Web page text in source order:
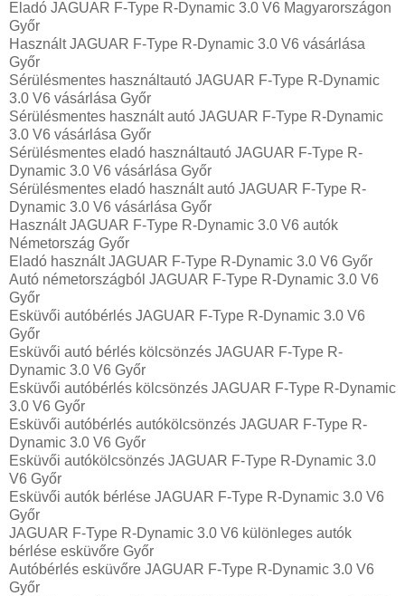
Eladó JAGUAR F-Type R-Dynamic 3.0 V6 Magyarországon‎
Győr
Használt JAGUAR F-Type R-Dynamic 3.0 V6 vásárlása
Győr
Sérülésmentes használtautó JAGUAR F-Type R-Dynamic
3.0 V6 vásárlása Győr
Sérülésmentes használt autó JAGUAR F-Type R-Dynamic
3.0 V6 vásárlása Győr
Sérülésmentes eladó használtautó JAGUAR F-Type R-
Dynamic 3.0 V6 vásárlása Győr
Sérülésmentes eladó használt autó JAGUAR F-Type R-
Dynamic 3.0 V6 vásárlása Győr
Használt JAGUAR F-Type R-Dynamic 3.0 V6 autók
Németország Győr
Eladó használt JAGUAR F-Type R-Dynamic 3.0 V6 Győr
Autó németországból JAGUAR F-Type R-Dynamic 3.0 V6
Győr
Esküvői autóbérlés JAGUAR F-Type R-Dynamic 3.0 V6
Győr
Esküvői autó bérlés kölcsönzés JAGUAR F-Type R-
Dynamic 3.0 V6 Győr
Esküvői autóbérlés kölcsönzés JAGUAR F-Type R-Dynamic
3.0 V6 Győr
Esküvői autóbérlés autókölcsönzés JAGUAR F-Type R-
Dynamic 3.0 V6 Győr
Esküvői autókölcsönzés JAGUAR F-Type R-Dynamic 3.0
V6 Győr
Esküvői autók bérlése JAGUAR F-Type R-Dynamic 3.0 V6
Győr
JAGUAR F-Type R-Dynamic 3.0 V6 különleges autók
bérlése esküvőre Győr
Autóbérlés esküvőre JAGUAR F-Type R-Dynamic 3.0 V6
Győr